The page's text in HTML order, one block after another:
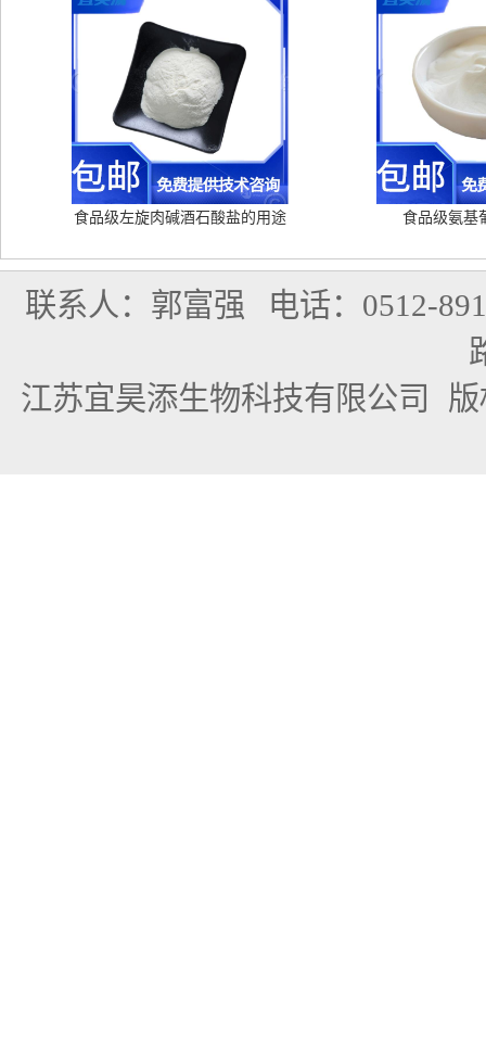
食品级左旋肉碱酒石酸盐的用途 食品级氨基
联系人：郭富强 电话：0512-
江苏宜昊添生物科技有限公司